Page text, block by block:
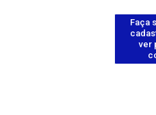
Faça
ver